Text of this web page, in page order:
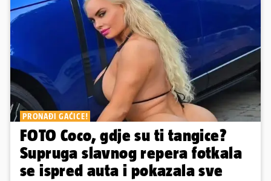
PRONAĐI GAĆICE!
FOTO Coco, gdje su ti tangice?
Supruga slavnog repera fotkala
se ispred auta i pokazala sve